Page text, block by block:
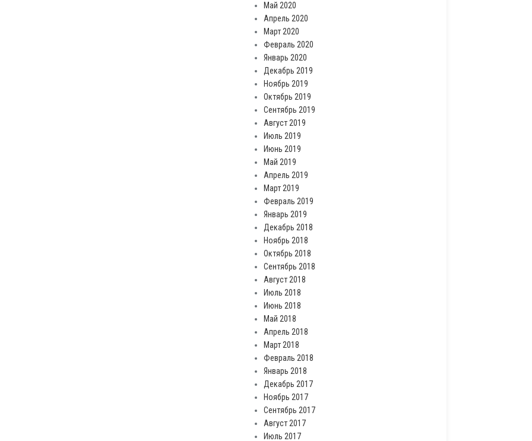
Май 2020
Апрель 2020
Март 2020
Февраль 2020
Январь 2020
Декабрь 2019
Ноябрь 2019
Октябрь 2019
Сентябрь 2019
Август 2019
Июль 2019
Июнь 2019
Май 2019
Апрель 2019
Март 2019
Февраль 2019
Январь 2019
Декабрь 2018
Ноябрь 2018
Октябрь 2018
Сентябрь 2018
Август 2018
Июль 2018
Июнь 2018
Май 2018
Апрель 2018
Март 2018
Февраль 2018
Январь 2018
Декабрь 2017
Ноябрь 2017
Сентябрь 2017
Август 2017
Июль 2017